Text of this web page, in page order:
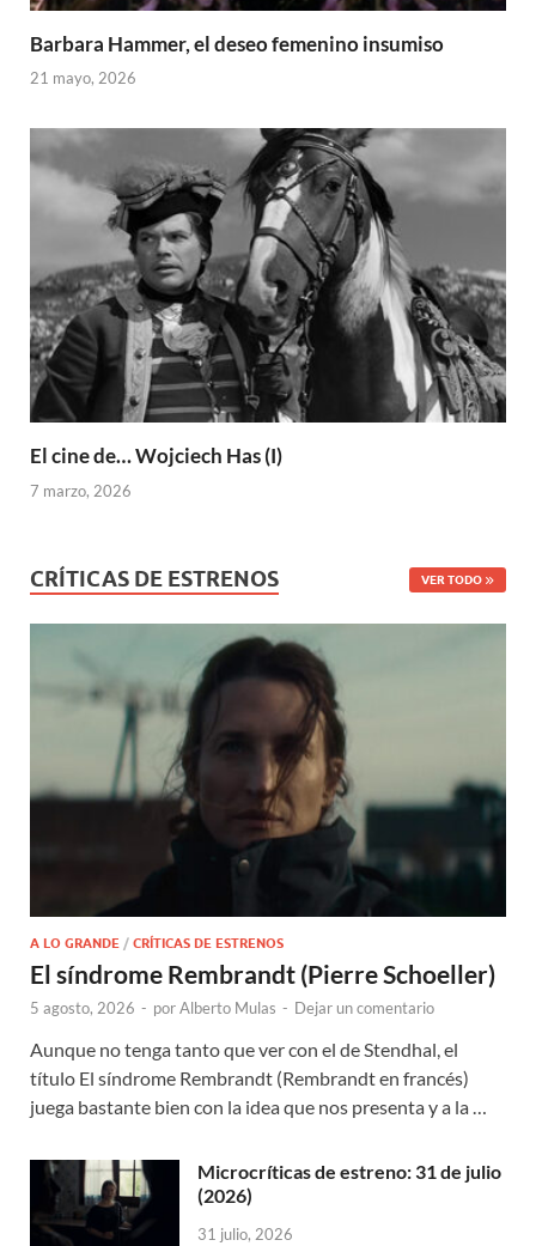
Barbara Hammer, el deseo femenino insumiso
21 mayo, 2026
El cine de… Wojciech Has (I)
7 marzo, 2026
CRÍTICAS DE ESTRENOS VER TODO
A LO GRANDE / CRÍTICAS DE ESTRENOS
El síndrome Rembrandt (Pierre Schoeller)
5 agosto, 2026 - porAlberto Mulas - Dejar un comentario
Aunque no tenga tanto que ver con el de Stendhal, el
título El síndrome Rembrandt (Rembrandt en francés)
juega bastante bien con la idea que nos presenta y a la …
Microcríticas de estreno: 31 de julio
(2026)
31 julio, 2026